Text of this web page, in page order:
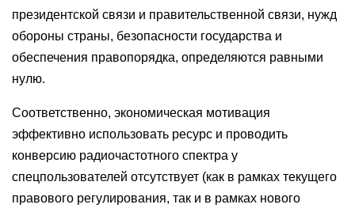
президентской связи и правительственной связи, нужд
обороны страны, безопасности государства и
обеспечения правопорядка, определяются равными
нулю.
Соответственно, экономическая мотивация
эффективно использовать ресурс и проводить
конверсию радиочастотного спектра у
спецпользователей отсутствует (как в рамках текущего
правового регулирования, так и в рамках нового